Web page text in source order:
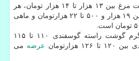
هزار و ۸۰۰ تومان، گوشت مرغ بین ۱۳ هزار تا ۱۴ هزار تومان، هر
شانه ۳۰ تایی تخم مرغ بین ۱۹ هزار و ۵۰۰ تا ۲۲ هزارتومان و ماهی
همینطور قیمت هر كیلوگرم گوشت راسته گوسفندی ۱۱۰ تا ۱۱۵
عرضه می